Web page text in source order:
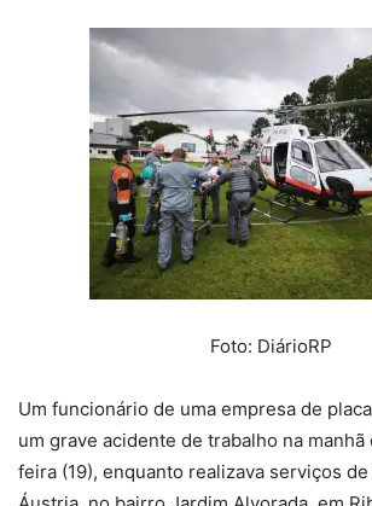
Foto: DiárioRP
Um funcionário de uma empresa de
um grave acidente de trabalho na
feira (19), enquanto realizava serviços